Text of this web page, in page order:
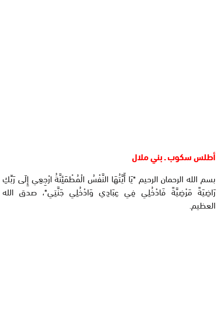
أطلس سكوب ـ بني ملال
بسم الله الرحمان الرحيم *يَا أَيَّتُهَا النَّفْسُ الْمُطْمَئِنَّةُ ارْجِعِي إِلَى رَبِّكِ
رَاضِيَةً مَرْضِيَّةً فَادْخُلِي فِي عِبَادِي وَادْخُلِي جَنَّتِي*، صدق الله
العظيم.